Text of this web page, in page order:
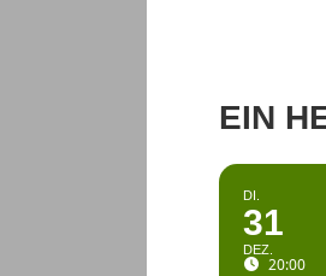
EIN
DI.
31
DEZ.
20:00